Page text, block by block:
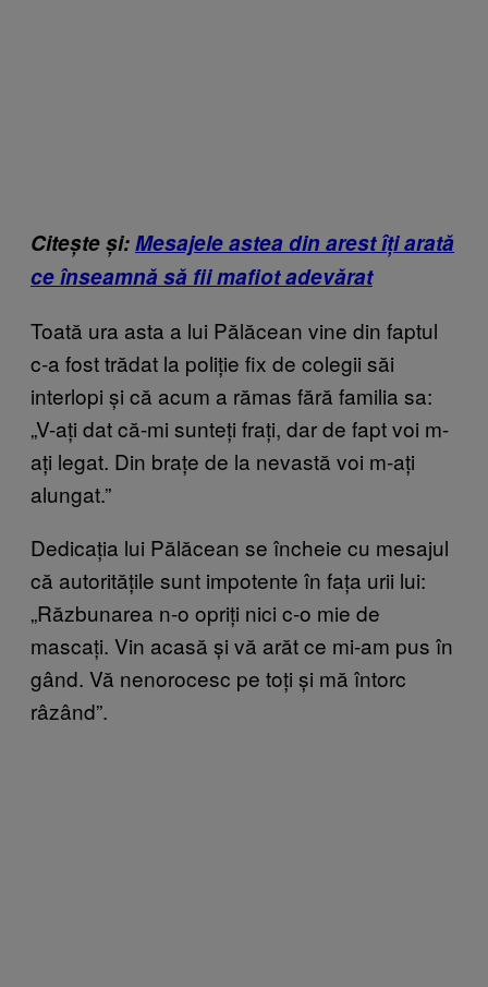
Citește și:Mesajele astea din arest îți arată
ce înseamnă să fii mafiot adevărat
Toată ura asta a lui Pălăcean vine din faptul
c-a fost trădat la poliție fix de colegii săi
interlopi și că acum a rămas fără familia sa:
„V-ați dat că-mi sunteți frați, dar de fapt voi m-
ați legat. Din brațe de la nevastă voi m-ați
alungat.”
Dedicația lui Pălăcean se încheie cu mesajul
că autoritățile sunt impotente în fața urii lui:
„Răzbunarea n-o opriți nici c-o mie de
mascați. Vin acasă și vă arăt ce mi-am pus în
gând. Vă nenorocesc pe toți și mă întorc
râzând”.